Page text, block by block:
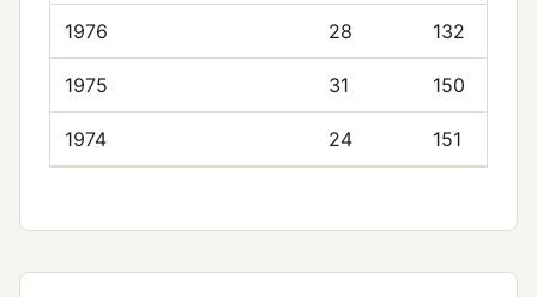
1976 28 132
1975 31 150
1974 24 151